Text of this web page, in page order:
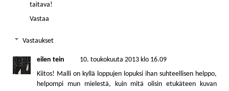
taitava!
Vastaa
Vastaukset
eilen tein
10. toukokuuta 2013 klo 16.09
Kiitos! Malli on kyllä loppujen lopuksi ihan suhteellisen helppo,
helpompi mun mielestä, kuin mitä olisin etukäteen kuvan